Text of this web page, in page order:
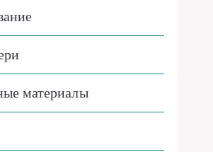
материалы